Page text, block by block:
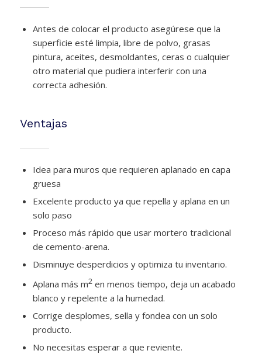
Antes de colocar el producto asegúrese que la
superficie esté limpia, libre de polvo, grasas
pintura, aceites, desmoldantes, ceras o cualquier
otro material que pudiera interferir con una
correcta adhesión.
Ventajas
Idea para muros que requieren aplanado en capa
gruesa
Excelente producto ya que repella y aplana en un
solo paso
Proceso más rápido que usar mortero tradicional
de cemento-arena.
Disminuye desperdicios y optimiza tu inventario.
Aplana más m2en menos tiempo, deja un acabado
blanco y repelente a la humedad.
Corrige desplomes, sella y fondea con un solo
producto.
No necesitas esperar a que reviente.